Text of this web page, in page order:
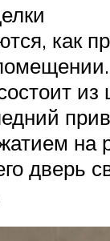
как
на
дверь